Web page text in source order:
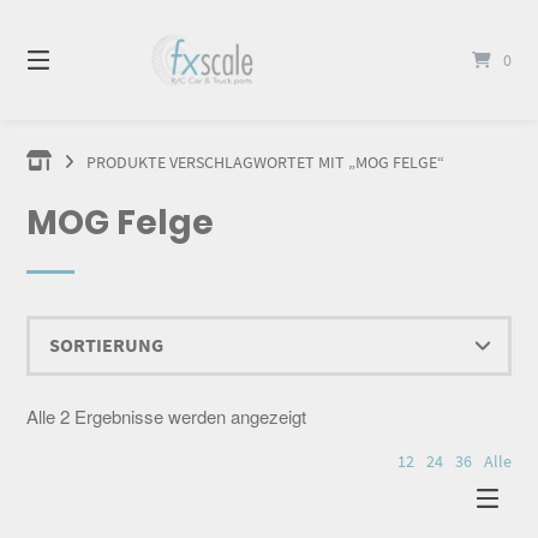
zum
0
PRODUKTE VERSCHLAGWORTET MIT „MOG FELGE“
MOG Felge
Alle 2 Ergebnisse werden angezeigt
12 24 36 Alle